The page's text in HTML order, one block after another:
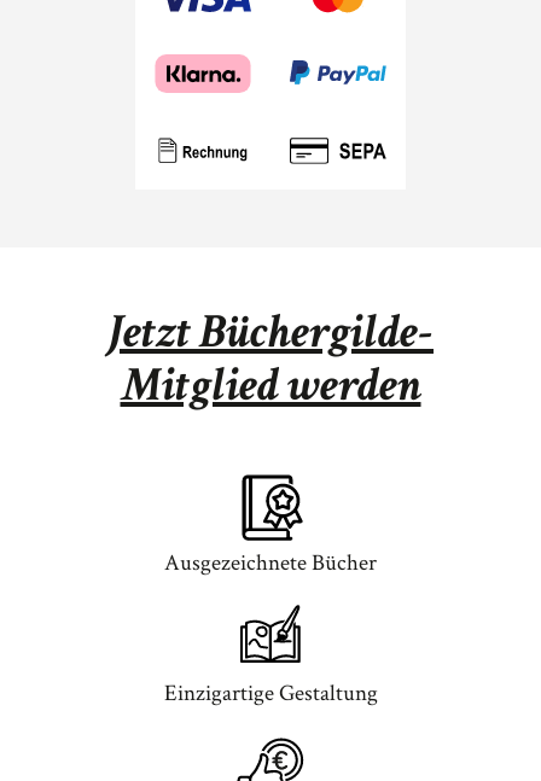
Jetzt Büchergilde-
Mitglied werden
Ausgezeichnete Bücher
Einzigartige Gestaltung